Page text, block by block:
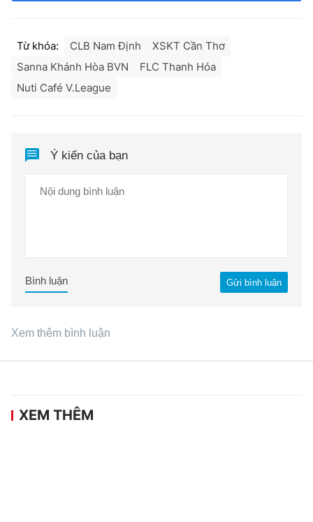
Từ khóa: CLB Nam Định
XSKT Cần Thơ
Sanna Khánh Hòa BVN
FLC Thanh Hóa
Nuti Café V.League
Ý kiến của bạn
Gửi bình luận
Bình luận
Xem thêm bình luận
XEM THÊM